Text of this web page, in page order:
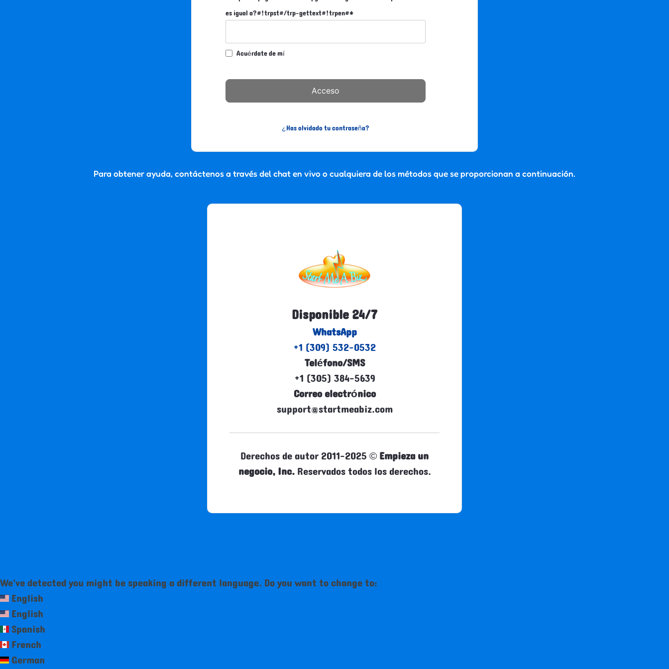
es igual a?#!trpst#/trp-gettext#!trpen#*
Acuérdate de mí
¿Has olvidado tu contraseña?
Para obtener ayuda, contáctenos a través del chat en vivo o cualquiera de los métodos que se proporcionan a continuación.
Disponible 24/7
WhatsApp
+1 (309) 532-0532
Teléfono/SMS
+1 (305) 384-5639
Correo electrónico
support@startmeabiz.com
Derechos de autor 2011-2025 ©Empieza un
negocio, Inc.Reservados todos los derechos.
We've detected you might be speaking a different language. Do you want to change to:
English
English
Spanish
French
German